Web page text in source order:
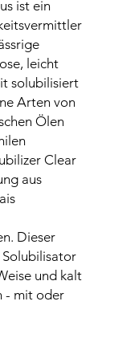
ist ein
leicht
solubilisiert
Arten von
Ölen
Clear
aus
Dieser
Solubilisator
und kalt
- mit oder